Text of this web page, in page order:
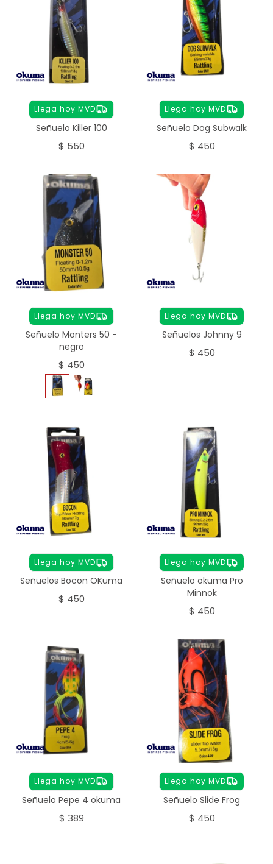
Llega hoy MVD
Señuelo Killer 100
$ 550
Llega hoy MVD
Señuelo Dog Subwalk
$ 450
Llega hoy MVD
Señuelo Monters 50 -
negro
$ 450
Llega hoy MVD
Señuelos Johnny 9
$ 450
Llega hoy MVD
Señuelos Bocon OKuma
$ 450
Llega hoy MVD
Señuelo okuma Pro
Minnok
$ 450
Llega hoy MVD
Señuelo Pepe 4 okuma
$ 389
Llega hoy MVD
Señuelo Slide Frog
$ 450